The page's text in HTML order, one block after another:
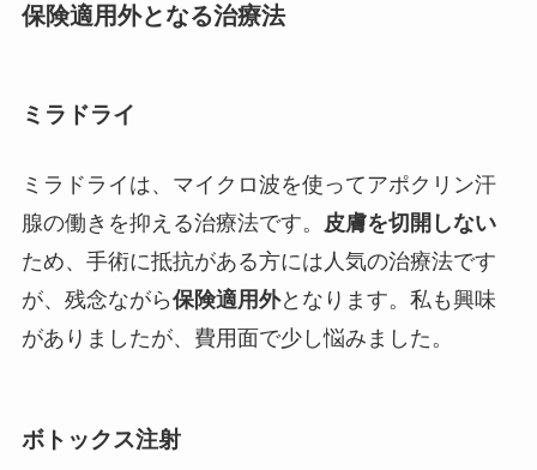
保険適用外となる治療法
ミラドライ
ミラドライは、マイクロ波を使ってアポクリン汗
腺の働きを抑える治療法です。
皮膚を切開しない
ため、手術に抵抗がある方には人気の治療法です
が、残念ながら保険適用外となります。私も興味
がありましたが、費用面で少し悩みました。
ボトックス注射